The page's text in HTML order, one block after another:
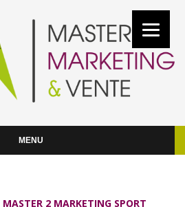
MENU
MASTER 2 MARKETING SPORT